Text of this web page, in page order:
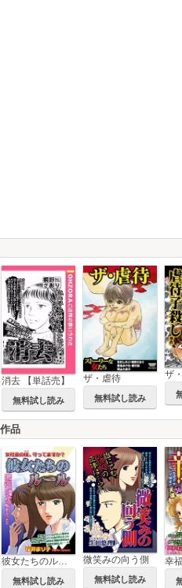
消去 【単話売】
無料試し読み
ザ・虐待
無料試し読み
品
彼女たちのルール
無料試し読み
微笑みの向う側
無料試し読み